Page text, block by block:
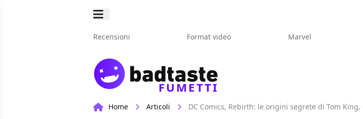
Recensioni Format video Marvel
FUMETTI
Home Articoli DC Comics, Rebirth: le origini segrete di Tom